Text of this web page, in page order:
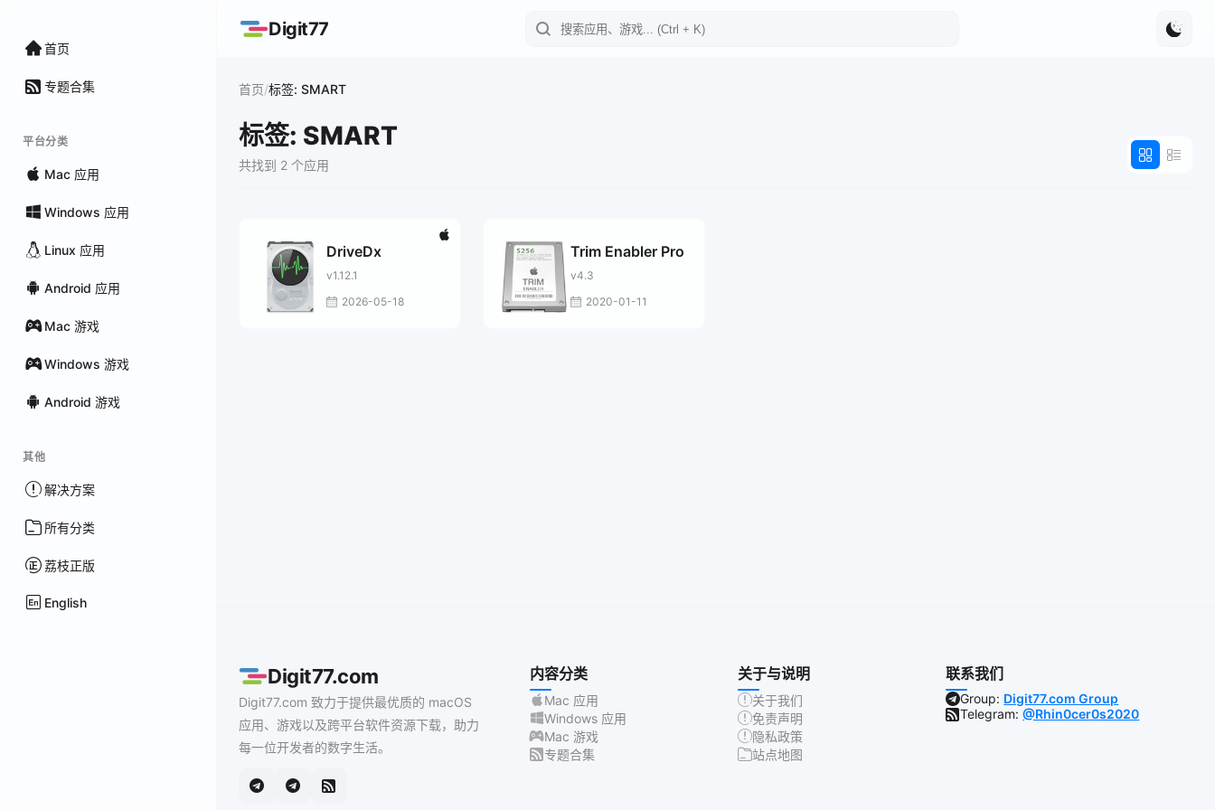
首页
专题合集
平台分类
Mac 应用
Windows 应用
Linux 应用
Android 应用
Mac 游戏
Windows 游戏
Android 游戏
其他
解决方案
所有分类
荔枝正版
English
Digit77
首页/标签: SMART
标签: SMART
共找到 2 个应用
DriveDx
v1.12.1
2026-05-18
Trim Enabler Pro
v4.3
2020-01-11
Digit77.com
Digit77.com 致力于提供最优质的 macOS
应用、游戏以及跨平台软件资源下载，助力
每一位开发者的数字生活。
内容分类
Mac 应用
Windows 应用
Mac 游戏
专题合集
关于与说明
关于我们
免责声明
隐私政策
站点地图
联系我们
Group: Digit77.com Group
Telegram:@Rhin0cer0s2020